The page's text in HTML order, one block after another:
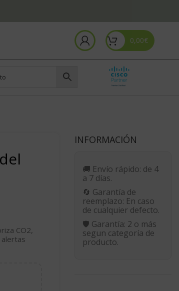
0,00€
CO2,
INFORMACIÓN
🚚 Envío rápido: de 4
a 7 días.
🔄 Garantía de
reemplazo: En caso
de cualquier defecto.
🛡️ Garantía: 2 o más
segun categoría de
producto.